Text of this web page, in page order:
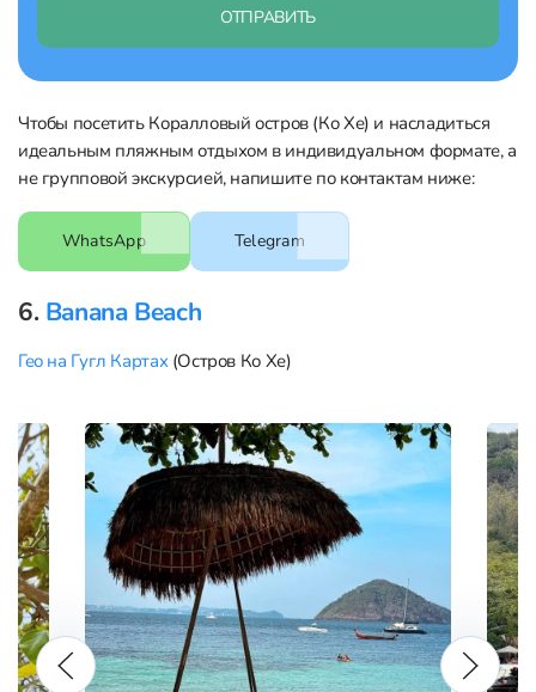
ОТПРАВИТЬ
Чтобы посетить Коралловый остров (Ко Хе) и насладиться
идеальным пляжным отдыхом в индивидуальном формате, а
не групповой экскурсией, напишите по контактам ниже:
WhatsApp Telegram
6. Banana Beach
Гео на Гугл Картах(Остров Ко Хе)